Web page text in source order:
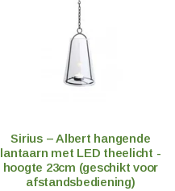
Sirius – Albert hangende
lantaarn met LED theelicht -
hoogte 23cm (geschikt voor
afstandsbediening)